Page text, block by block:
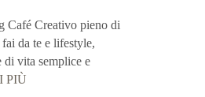
Café Creativo pieno di
da te e lifestyle,
di vita semplice e
PIÙ